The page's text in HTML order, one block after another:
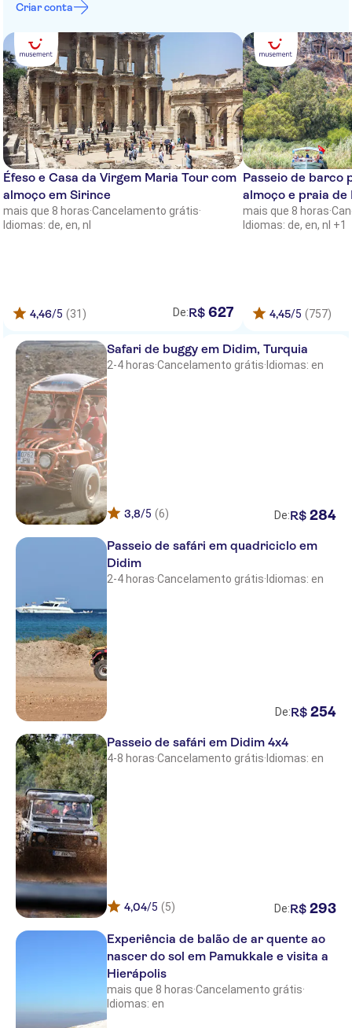
RISA HOTEL BITEZ
Kefaluka Resort
Royal Asarlik Beach Hotel
Club Shark
Istankoy Hotel Bodrum
Bodrum Park Resort
AKYARLAR,BODRUM
LABRANDA TMT BODRUM
RESORT
Salinas Beach
Trendlife Hotels Torba
Nagi Beach Hotel
Holiday Inn Resort Bodrum
Solana by Yelken
Muskebi Apart
METT Hotel & Beach Resort
Bodrum
RADISSON COLLECTION HOTELS
My Ella Bodrum Resort & Spa
Bodrum Beach Resort
Hapimag Sea Garden Resort
Natur Garden Hotel
Kempinski Barbaros Bay Bodrum
SEA SIDE BEACH CLUB
LA BLANCHE ISLAND
Dragut Point South Hotel
Phoenix Sun Hotel
Bitez Kassandra
Criar conta
Éfeso e Casa da Virgem Maria Tour com
almoço em Sirince
mais que 8 horas·Cancelamento grátis·
Idiomas: de, en, nl
4,46/5 (31) De:R$ 627
Passeio de barco
almoço e praia de
mais que 8 horas·
Idiomas: de, en, nl +1
4,45/5 (757)
Safari de buggy em Didim, Turquia
2-4 horas·Cancelamento grátis· Idiomas: en
3,8/5 (6) De:R$ 284
Passeio de safári em quadriciclo em
Didim
2-4 horas·Cancelamento grátis· Idiomas: en
De:R$ 254
Passeio de safári em Didim 4x4
4-8 horas·Cancelamento grátis· Idiomas: en
4,04/5 (5) De:R$ 293
Experiência de balão de ar quente ao
nascer do sol em Pamukkale e visita a
Hierápolis
mais que 8 horas·Cancelamento grátis·
Idiomas: en